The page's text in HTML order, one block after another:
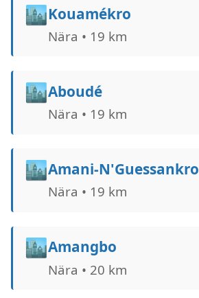
🏙️Kouamékro
Nära • 19 km
🏙️Aboudé
Nära • 19 km
🏙️Amani-N'Guessankro
Nära • 19 km
🏙️Amangbo
Nära • 20 km